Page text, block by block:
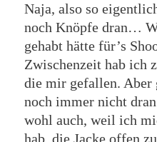
Naja, also so
noch Knöpfe dran…
gehabt hätte für’s
Zwischenzeit hab ich
die mir gefallen. Aber
noch immer nicht
wohl auch, weil ich
hab, die Jacke offen